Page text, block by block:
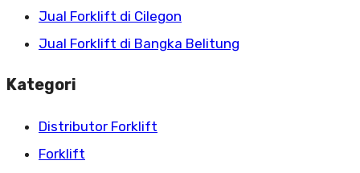
Jual Forklift di Cilegon
Jual Forklift di Bangka Belitung
Kategori
Distributor Forklift
Forklift